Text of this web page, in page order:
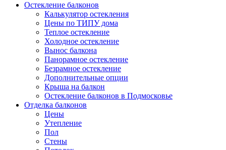
Остекление балконов
Калькулятор остекления
Цены по ТИПУ дома
Теплое остекление
Холодное остекление
Вынос балкона
Панорамное остекление
Безрамное остекление
Дополнительные опции
Крыша на балкон
Остекление балконов в Подмосковье
Отделка балконов
Цены
Утепление
Пол
Стены